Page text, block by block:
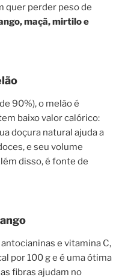
quer perder peso de
maçã, mirtilo e
90%), o melão é
baixo valor calórico:
doçura natural ajuda a
e seu volume
disso, é fonte de
e vitamina C,
por 100 g e é uma ótima
fibras ajudam no